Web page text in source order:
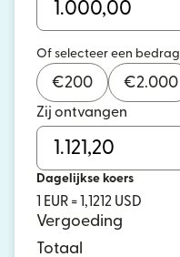
Of selecteer een bedrag
€200 €2.000
Zij ontvangen
Dagelijkse koers
1 EUR = 1,1212 USD
Vergoeding
Totaal